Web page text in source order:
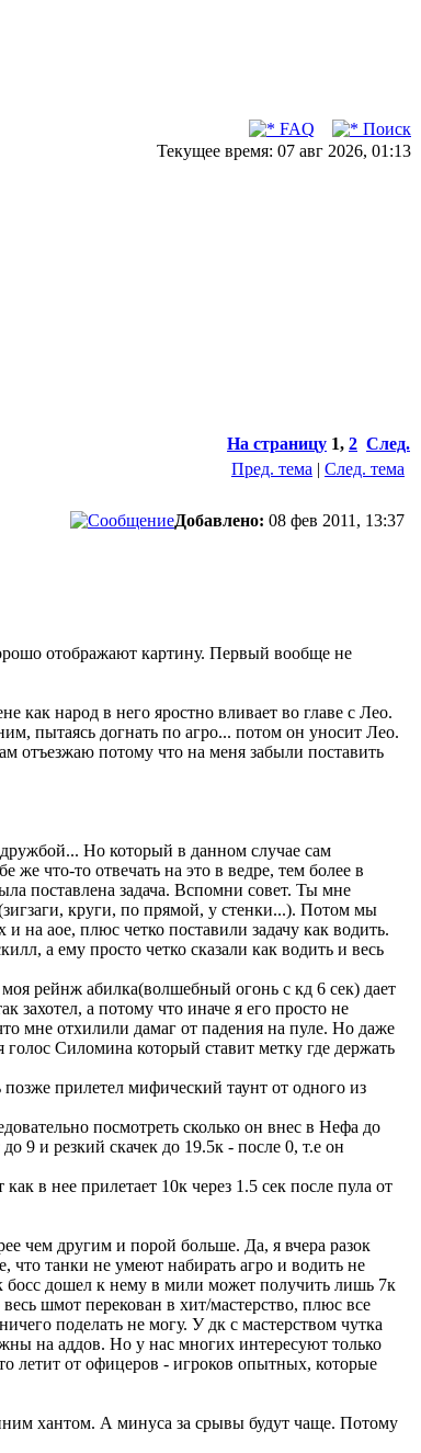
FAQ
Поиск
Текущее время: 07 авг 2026, 01:13
На страницу 1, 2 След.
Пред. тема | След. тема
Добавлено: 08 фев 2011, 13:37
отображают картину. Первый вообще не
народ в него яростно вливает во главе с Лео.
пытаясь догнать по агро... потом он уносит Лео.
отъезжаю потому что на меня забыли поставить
Но который в данном случае сам
что-то отвечать на это в ведре, тем более в
поставлена задача. Вспомни совет. Ты мне
круги, по прямой, у стенки...). Потом мы
на аое, плюс четко поставили задачу как водить.
а ему просто четко сказали как водить и весь
рейнж абилка(волшебный огонь с кд 6 сек) дает
захотел, а потому что иначе я его просто не
мне отхилили дамаг от падения на пуле. Но даже
Силомина который ставит метку где держать
прилетел мифический таунт от одного из
посмотреть сколько он внес в Нефа до
9 и резкий скачек до 19.5к - после 0, т.е он
в нее прилетает 10к через 1.5 сек после пула от
чем другим и порой больше. Да, я вчера разок
танки не умеют набирать агро и водить не
босс дошел к нему в мили может получить лишь 7к
шмот перекован в хит/мастерство, плюс все
поделать не могу. У дк с мастерством чутка
на аддов. Но у нас многих интересуют только
летит от офицеров - игроков опытных, которые
хантом. А минуса за срывы будут чаще. Потому